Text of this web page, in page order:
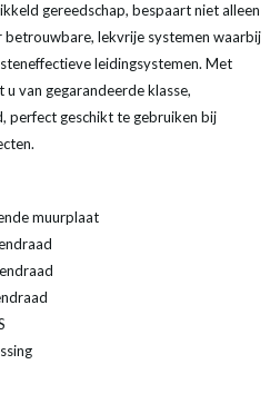
gereedschap, bespaart niet alleen
lekvrije systemen waarbij
leidingsystemen. Met
van gegarandeerde klasse,
perfect geschikt te gebruiken bij
muurplaat